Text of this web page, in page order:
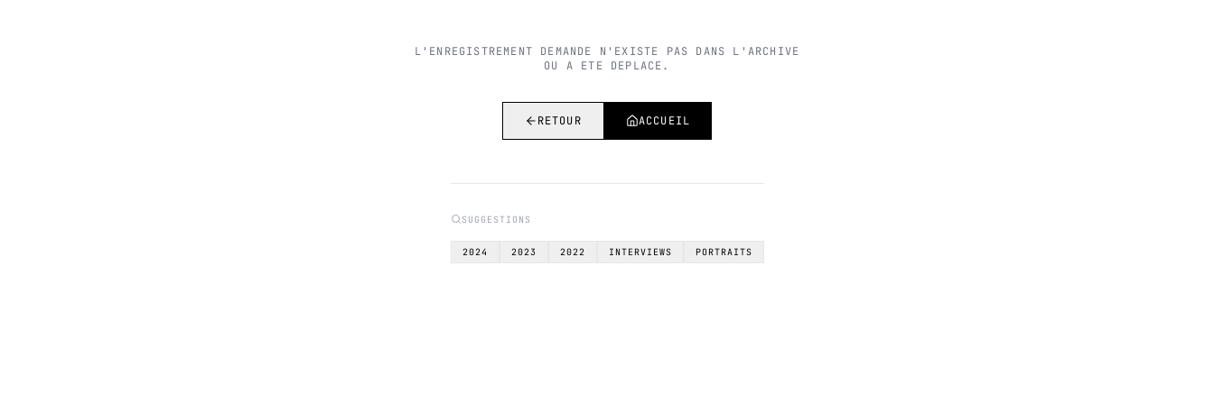
L'ENREGISTREMENT DEMANDE N'EXISTE PAS DANS L'ARCHIVE
OU A ETE DEPLACE.
RETOUR ACCUEIL
SUGGESTIONS
2024 2023 2022 INTERVIEWS PORTRAITS